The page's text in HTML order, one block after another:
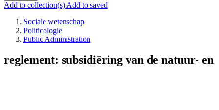
Add to collection(s) Add to saved
Sociale wetenschap
Politicologie
Public Administration
reglement: subsidiëring van de natuur- en